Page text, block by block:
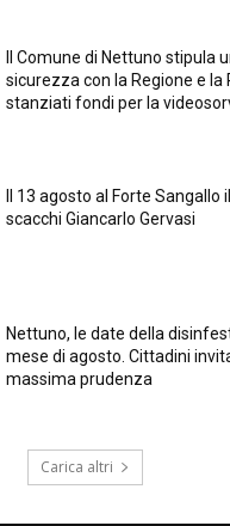
Il Comune di Nettuno stipula
sicurezza con la Regione e
stanziati fondi per la
Il 13 agosto al Forte Sangallo
scacchi Giancarlo Gervasi
Nettuno, le date della
mese di agosto. Cittadini
massima prudenza
Carica altri